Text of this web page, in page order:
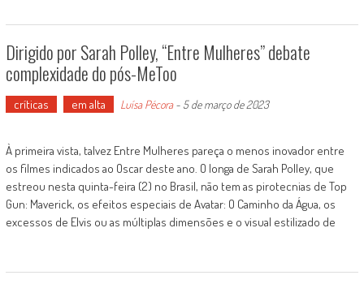
Dirigido por Sarah Polley, “Entre Mulheres” debate
complexidade do pós-MeToo
críticas em alta Luísa Pécora- 5 de março de 2023
À primeira vista, talvez Entre Mulheres pareça o menos inovador entre
os filmes indicados ao Oscar deste ano. O longa de Sarah Polley, que
estreou nesta quinta-feira (2) no Brasil, não tem as pirotecnias de Top
Gun: Maverick, os efeitos especiais de Avatar: O Caminho da Água, os
excessos de Elvis ou as múltiplas dimensões e o visual estilizado de